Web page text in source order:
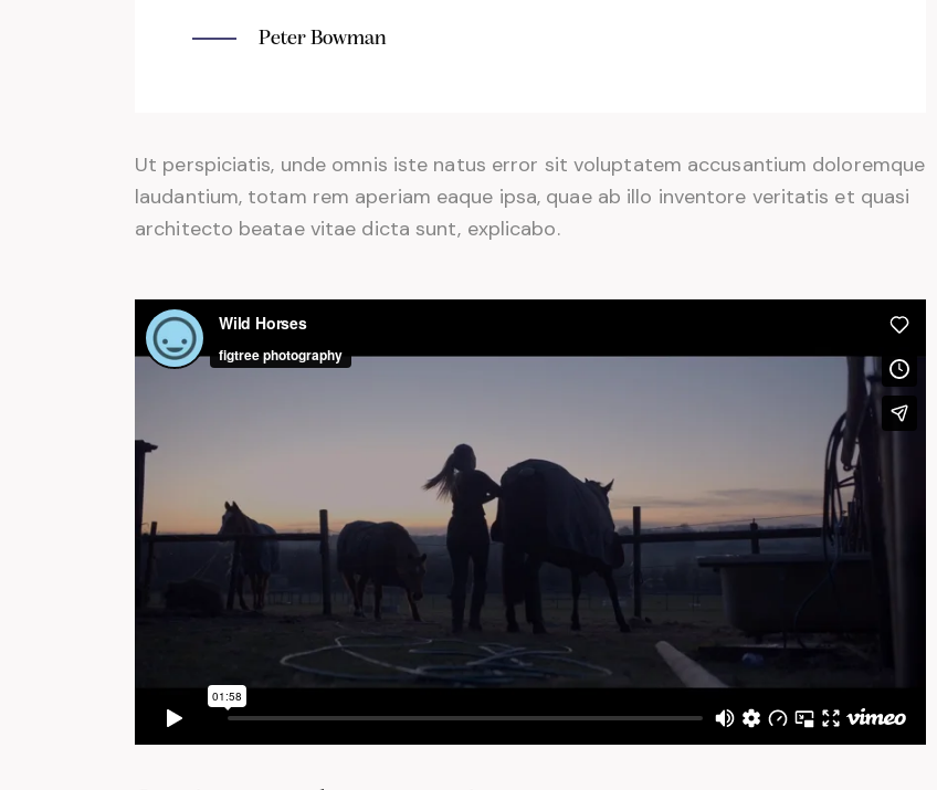
Peter Bowman
Ut perspiciatis, unde omnis iste natus error sit voluptatem accusantium doloremque
laudantium, totam rem aperiam eaque ipsa, quae ab illo inventore veritatis et quasi
architecto beatae vitae dicta sunt, explicabo.